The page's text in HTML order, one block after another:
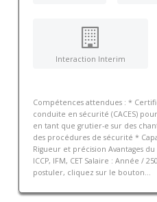
Interaction Interim
Compétences attendues : *
conduite en sécurité (CACES)
en tant que grutier-e sur des
des procédures de sécurité *
Rigueur et précision Avantages
ICCP, IFM, CET Salaire : Année /
postuler, cliquez sur le bouton...